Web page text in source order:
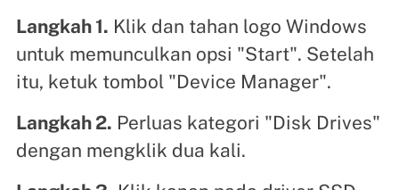
Langkah 1. Klik dan tahan logo Windows
untuk memunculkan opsi "Start". Setelah
itu, ketuk tombol "Device Manager".
Langkah 2. Perluas kategori "Disk Drives"
dengan mengklik dua kali.